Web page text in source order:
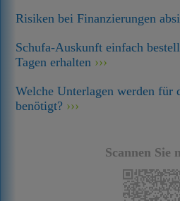
Risiken bei Finanzierungen
Schufa-Auskunft einfach
Tagen erhalten
Welche Unterlagen werden für
benötigt?
Scannen Sie